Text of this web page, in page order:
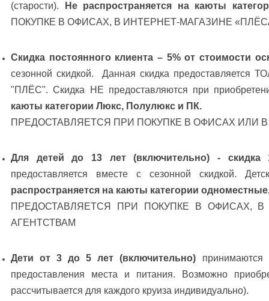
(старости).
Не распространяется на каюты
ПОКУПКЕ В ОФИСАХ, В ИНТЕРНЕТ-МАГАЗИНЕ
Скидка постоянного клиента – 5% от стоимости
сезонной скидкой. Данная скидка предоставляется
"ПЛЁС". Скидка НЕ предоставляются при
каюты категории Люкс, Полулюкс и ПК.
ПРЕДОСТАВЛЯЕТСЯ ПРИ ПОКУПКЕ В ОФИСАХ ИЛИ
Для детей до 13 лет (включительно) - скидка
предоставляется вместе с сезонной скидкой.
распространяется на каюты категории
ПРЕДОСТАВЛЯЕТСЯ ПРИ ПОКУПКЕ В ОФИСАХ,
АГЕНТСТВАМ
Дети от 3 до 5 лет (включительно) принимаются
предоставления места и питания. Возможно
рассчитывается для каждого круиза индивидуально).